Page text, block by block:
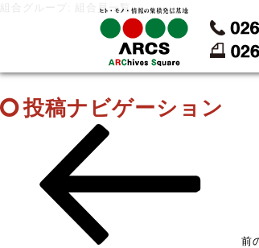
組合グループ: 組合員一覧
投稿ナビゲーション
前